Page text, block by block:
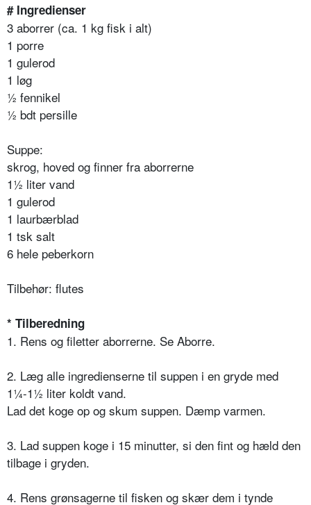
# Ingredienser
3 aborrer (ca. 1 kg fisk i alt)
1 porre
1 gulerod
1 løg
½ fennikel
½ bdt persille
Suppe:
skrog, hoved og finner fra aborrerne
1½ liter vand
1 gulerod
1 laurbærblad
1 tsk salt
6 hele peberkorn
Tilbehør: flutes
* Tilberedning
1. Rens og filetter aborrerne. Se Aborre.
2. Læg alle ingredienserne til suppen i en gryde med
1¼-1½ liter koldt vand.
Lad det koge op og skum suppen. Dæmp varmen.
3. Lad suppen koge i 15 minutter, si den fint og hæld den
tilbage i gryden.
4. Rens grønsagerne til fisken og skær dem i tynde